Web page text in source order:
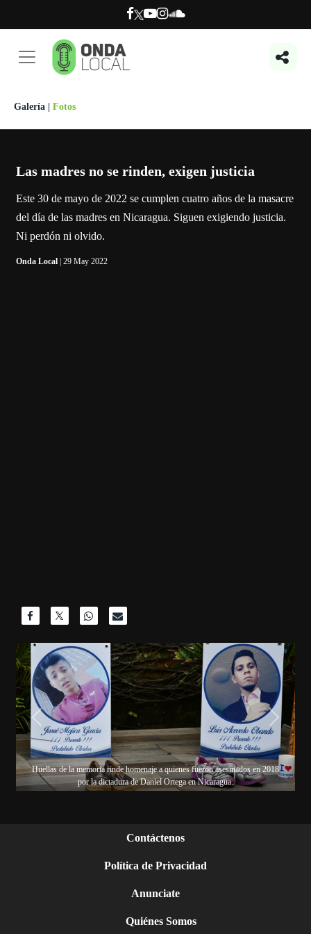
Galería Fotos
Las madres no se rinden, exigen justicia
Este 30 de mayo de 2022 se cumplen cuatro años de la masacre
del día de las madres en Nicaragua. Siguen exigiendo justicia.
Ni perdón ni olvido.
Onda Local | 29 May 2022
Huellas de la memoria rinde homenaje a quienes fueron asesinados en 2018
por la dictadura de Daniel Ortega en Nicaragua.
Previous Next
Contáctenos
Política de Privacidad
Anunciate
Quiénes Somos